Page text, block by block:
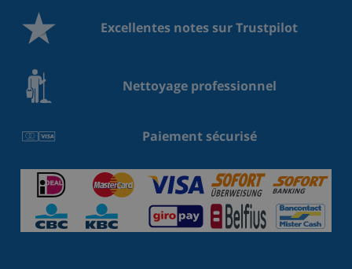
Excellentes notes sur Trustpilot
Nettoyage professionnel
Paiement sécurisé